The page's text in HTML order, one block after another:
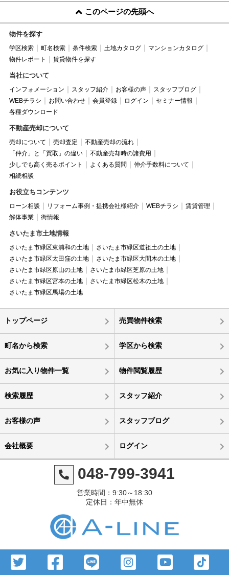
このページの先頭へ
物件を探す
学区検索 町名検索 条件検索 土地カタログ
マンションカタログ
物件レポート
賃貸物件を探す
当社について
インフォメーション スタッフ紹介 お客様の声
スタッフブログ
WEBチラシ
お問い合わせ 会員登録 ログイン
セミナー情報
各種ダウンロード
不動産売却について
売却について 売却査定
不動産売却の流れ
「仲介」と「買取」の違い
不動産売却時の諸費用
少しでも高く売るポイント
よくある質問
仲介手数料について
相続相談
お役立ちコンテンツ
ローン相談 リフォーム事例・提携会社様紹介 WEBチラシ
賃貸管理
解体事業
街情報
さいたま市土地情報
さいたま市緑区東浦和の土地
さいたま市緑区道祖土の土地
さいたま市緑区太田窪の土地
さいたま市緑区大間木の土地
さいたま市緑区原山の土地
さいたま市緑区芝原の土地
さいたま市緑区宮本の土地
さいたま市緑区松木の土地
さいたま市緑区馬場の土地
トップページ 売買物件検索
町名から検索 学区から検索
お気に入り物件一覧 物件閲覧履歴
検索履歴 スタッフ紹介
お客様の声 スタッフブログ
会社概要 ログイン
048-799-3941
営業時間：9:30～18:30
定休日：年中無休